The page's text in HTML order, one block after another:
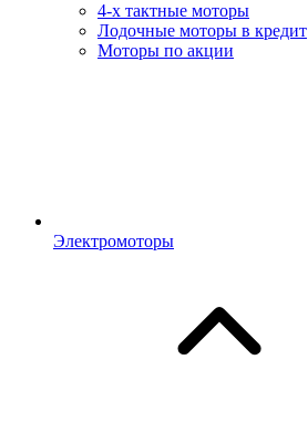
4-х тактные моторы
Лодочные моторы в кредит
Моторы по акции
Электромоторы